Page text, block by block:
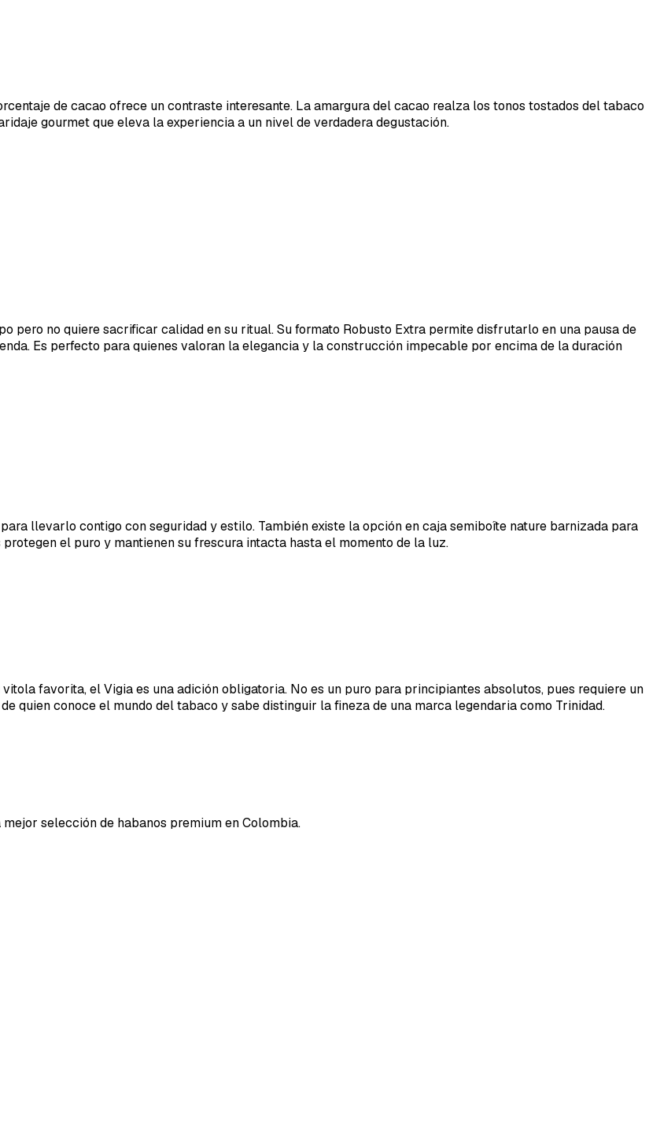
de cacao ofrece un contraste interesante. La amargura del cacao realza los tonos tostados del tabaco
gourmet que eleva la experiencia a un nivel de verdadera degustación.
pero no quiere sacrificar calidad en su ritual. Su formato Robusto Extra permite disfrutarlo en una pausa de
Es perfecto para quienes valoran la elegancia y la construcción impecable por encima de la duración
llevarlo contigo con seguridad y estilo. También existe la opción en caja semiboîte nature barnizada para
el puro y mantienen su frescura intacta hasta el momento de la luz.
favorita, el Vigia es una adición obligatoria. No es un puro para principiantes absolutos, pues requiere un
quien conoce el mundo del tabaco y sabe distinguir la fineza de una marca legendaria como Trinidad.
selección de habanos premium en Colombia.